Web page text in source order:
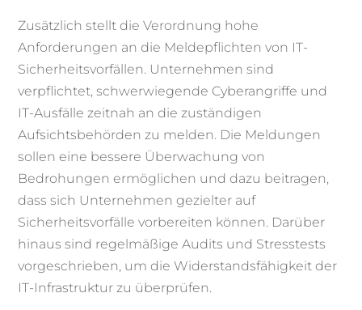
Zusätzlich stellt die Verordnung hohe
Anforderungen an die Meldepflichten von IT-
Sicherheitsvorfällen. Unternehmen sind
verpflichtet, schwerwiegende Cyberangriffe und
IT-Ausfälle zeitnah an die zuständigen
Aufsichtsbehörden zu melden. Die Meldungen
sollen eine bessere Überwachung von
Bedrohungen ermöglichen und dazu beitragen,
dass sich Unternehmen gezielter auf
Sicherheitsvorfälle vorbereiten können. Darüber
hinaus sind regelmäßige Audits und Stresstests
vorgeschrieben, um die Widerstandsfähigkeit der
IT-Infrastruktur zu überprüfen.